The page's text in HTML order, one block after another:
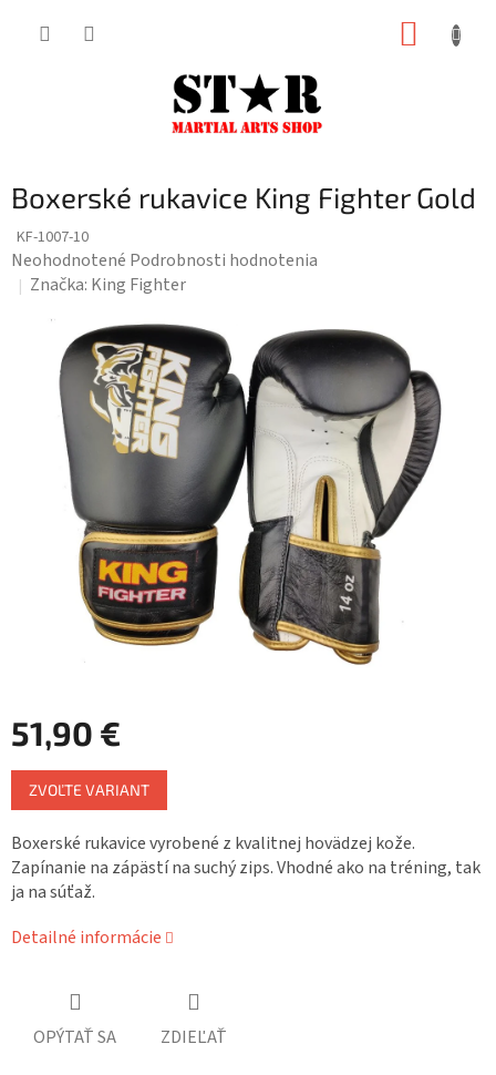
Boxerské rukavice King Fighter Gold
KF-1007-10
Priemerné
hodnotenie
hviezdičiek.
Neohodnotené Podrobnosti hodnotenia
Značka: King Fighter
51,90 €
Jednotková
cena:
ZVOĽTE VARIANT
Boxerské rukavice vyrobené z kvalitnej hovädzej kože.
Zapínanie na zápästí na suchý zips. Vhodné ako na tréning, tak
ja na súťaž.
Detailné informácie
OPÝTAŤ SA ZDIEĽAŤ